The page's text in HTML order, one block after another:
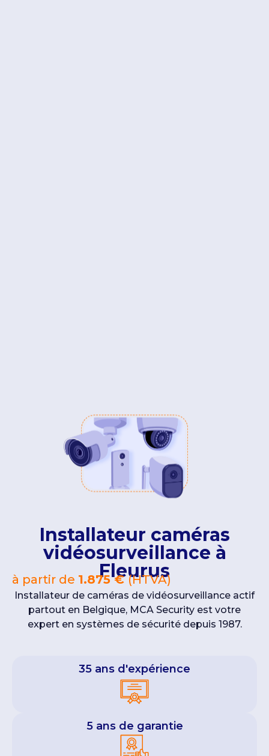
Installateur caméras
vidéosurveillance à
Fleurus
à partir de 1.875 €(HTVA)
Installateur de caméras de vidéosurveillance actif
partout en Belgique, MCA Security est votre
expert en systèmes de sécurité depuis 1987.
35 ans d'expérience
5 ans de garantie